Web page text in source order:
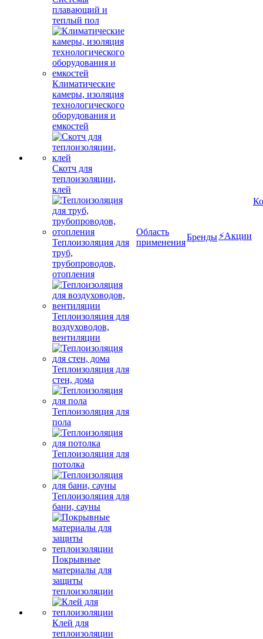
плавающий и
теплый пол
Климатические
камеры, изоляция
технологического
оборудования и
емкостей
Скотч для
теплоизоляции,
клей
Теплоизоляция для
труб,
трубопроводов,
отопления
Теплоизоляция для
воздуховодов,
вентиляции
Теплоизоляция для
стен, дома
Теплоизоляция для
пола
Теплоизоляция для
потолка
Теплоизоляция для
бани, сауны
Покрывные
материалы для
защиты
теплоизоляции
Клей для
теплоизоляции
Область
применения
Бренды ⚡Акции